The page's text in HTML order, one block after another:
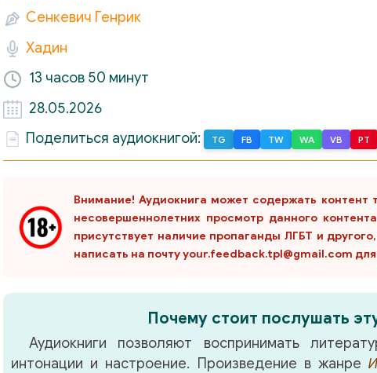
Сенкевич Генрик
Хадин
13 часов 50 минут
28.05.2026
Поделиться аудиокнигой:
TG FB TW WA VB PT
Внимание! Аудиокнига может содержать контент
несовершеннолетних просмотр данного
присутствует наличие пропаганды ЛГБТ и
написать на почту your.feedback.tpl@gmail.com
Почему стоит послушать
Аудиокниги позволяют воспринимать
интонации и настроение. Произведение в жанре